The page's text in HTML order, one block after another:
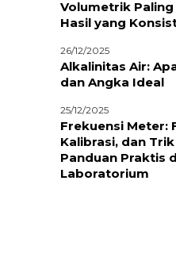
Volumetrik
Hasil yang
26/12/2025
Alkalinitas Air:
dan Angka Ideal
25/12/2025
Frekuensi Meter:
Kalibrasi, dan
Panduan Praktis
Laboratorium